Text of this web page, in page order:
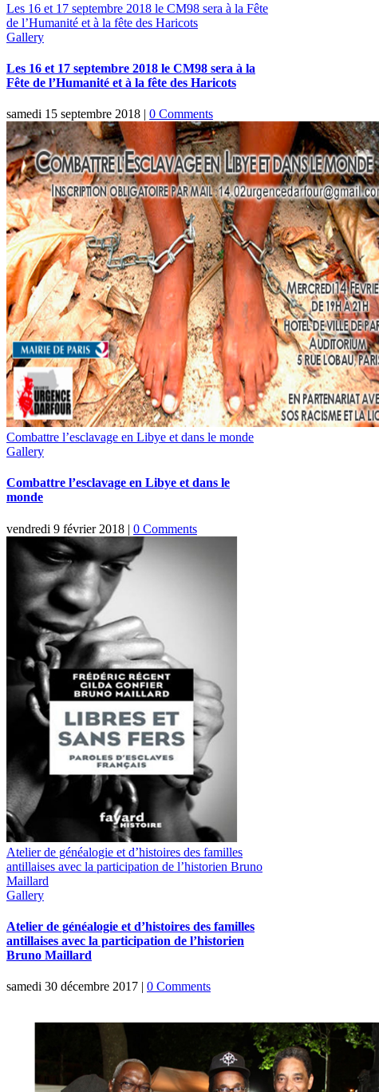
Les 16 et 17 septembre 2018 le CM98 sera à la Fête
de l’Humanité et à la fête des Haricots
Gallery
Les 16 et 17 septembre 2018 le CM98 sera à la
Fête de l’Humanité et à la fête des Haricots
samedi 15 septembre 2018 | 0 Comments
Combattre l’esclavage en Libye et dans le monde
Gallery
Combattre l’esclavage en Libye et dans le
monde
vendredi 9 février 2018 | 0 Comments
Atelier de généalogie et d’histoires des familles
antillaises avec la participation de l’historien Bruno
Maillard
Gallery
Atelier de généalogie et d’histoires des familles
antillaises avec la participation de l’historien
Bruno Maillard
samedi 30 décembre 2017 | 0 Comments